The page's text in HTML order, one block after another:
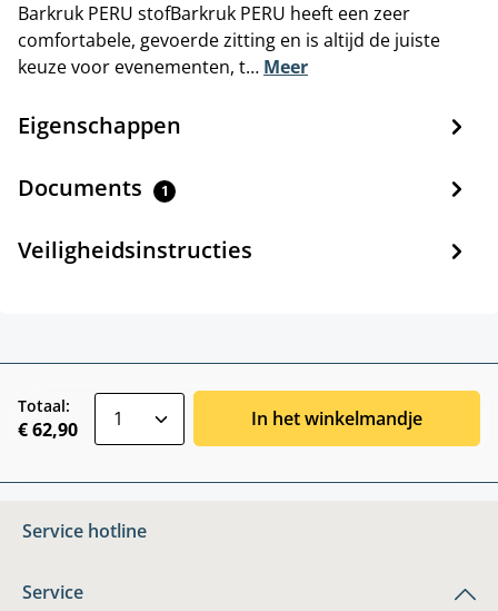
Barkruk PERU stofBarkruk PERU heeft een zeer
comfortabele, gevoerde zitting en is altijd de juiste
keuze voor evenementen, t… Meer
Eigenschappen
Documents 1
Veiligheidsinstructies
Totaal:
€ 62,90 In het winkelmandje
Service hotline
Service